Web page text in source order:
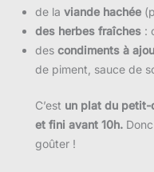
de la viande hachée
des herbes fraîches :
des condiments à
de piment, sauce de
C’est un plat du petit-
et fini avant 10h.
goûter !